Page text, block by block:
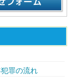
罪の流れ